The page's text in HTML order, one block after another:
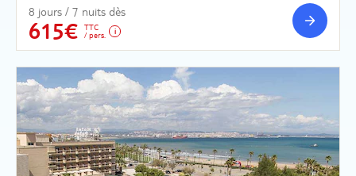
8 jours / 7 nuits dès
615€
TTC
/ pers.